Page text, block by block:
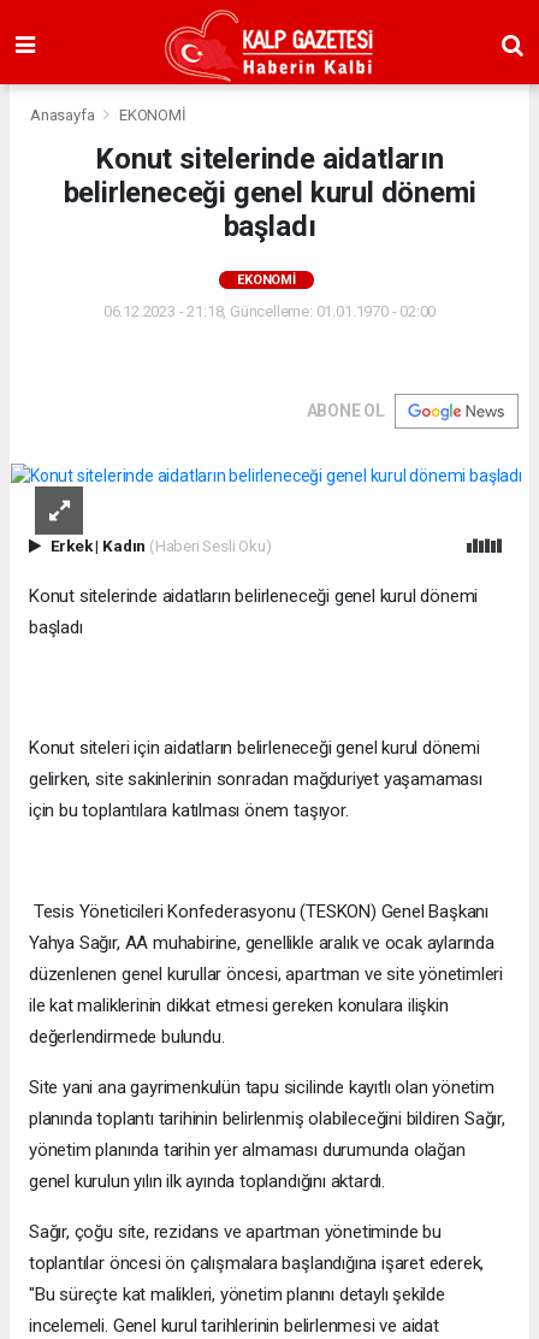
Anasayfa EKONOMİ
Konut sitelerinde aidatların
belirleneceği genel kurul dönemi
başladı
EKONOMİ
06.12.2023 - 21:18, Güncelleme: 01.01.1970 - 02:00
ABONE OL
Erkek| Kadın (Haberi Sesli Oku)
Konut sitelerinde aidatların belirleneceği genel kurul dönemi
başladı
Konut siteleri için aidatların belirleneceği genel kurul dönemi
gelirken, site sakinlerinin sonradan mağduriyet yaşamaması
için bu toplantılara katılması önem taşıyor.
Tesis Yöneticileri Konfederasyonu (TESKON) Genel Başkanı
Yahya Sağır, AA muhabirine, genellikle aralık ve ocak aylarında
düzenlenen genel kurullar öncesi, apartman ve site yönetimleri
ile kat maliklerinin dikkat etmesi gereken konulara ilişkin
değerlendirmede bulundu.
Site yani ana gayrimenkulün tapu sicilinde kayıtlı olan yönetim
planında toplantı tarihinin belirlenmiş olabileceğini bildiren Sağır,
yönetim planında tarihin yer almaması durumunda olağan
genel kurulun yılın ilk ayında toplandığını aktardı.
Sağır, çoğu site, rezidans ve apartman yönetiminde bu
toplantılar öncesi ön çalışmalara başlandığına işaret ederek,
"Bu süreçte kat malikleri, yönetim planını detaylı şekilde
incelemeli. Genel kurul tarihlerinin belirlenmesi ve aidat